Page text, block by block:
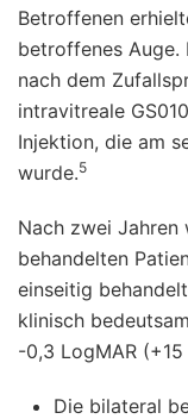
Betroffenen
betroffenes
nach dem
intravitreale
Injektion, die am
wurde.5
Nach zwei Jahren
behandelten
einseitig
klinisch
-0,3 LogMAR
Die bilateral